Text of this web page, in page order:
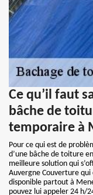
Ce qu’il faut
bâche de
temporaire à
Pour ce qui est de
d’une bâche de toiture
meilleure solution qui
Auvergne Couverture
disponible partout à
pouvez lui appeler 24 h/